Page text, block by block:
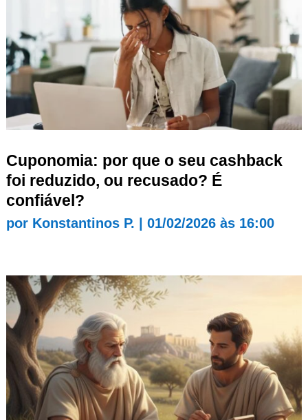
Cuponomia: por que o seu cashback
foi reduzido, ou recusado? É
confiável?
por Konstantinos P. 01/02/2026 às 16:00